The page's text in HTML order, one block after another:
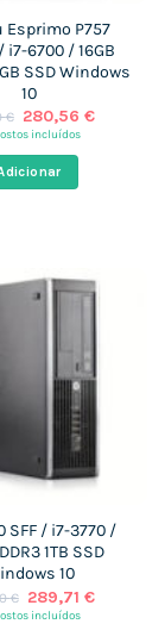
Esprimo P757
i7-6700 / 16GB
SSD Windows
10
€ O
preço
era:
412,00 €.
280,56€O
incluídos
SFF / i7-3770 /
1TB SSD
10
€ O
preço
289,71€O
incluídos